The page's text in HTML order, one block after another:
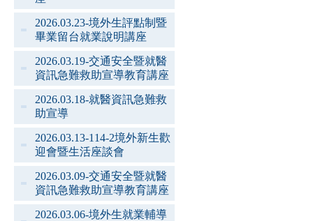
2026.03.23-境外生評點制暨
畢業留台就業說明講座
2026.03.19-交通安全暨就醫
資訊急難救助宣導教育講座
2026.03.18-就醫資訊急難救
助宣導
2026.03.13-114-2境外新生歡
迎會暨生活座談會
2026.03.09-交通安全暨就醫
資訊急難救助宣導教育講座
2026.03.06-境外生就業輔導